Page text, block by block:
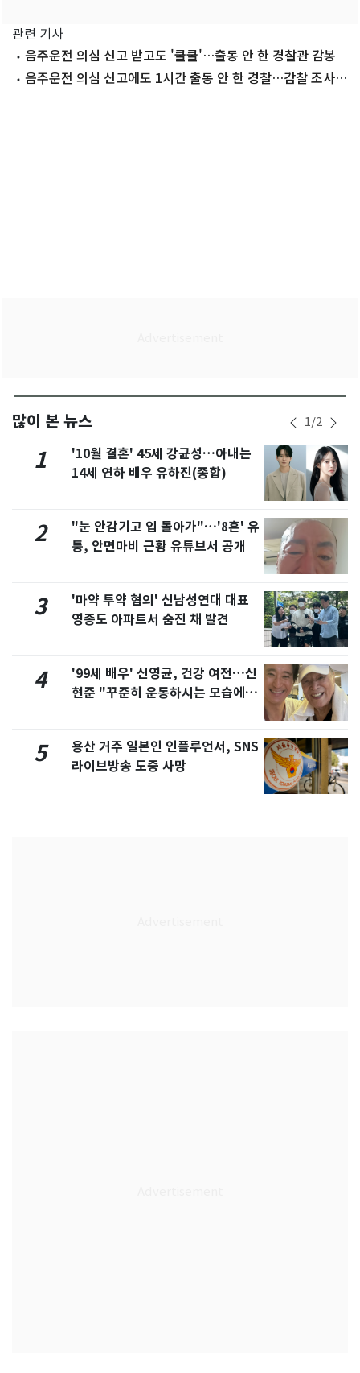
관련 기사
음주운전 의심 신고 받고도 '쿨쿨'…출동 안 한 경찰관 감봉
음주운전 의심 신고에도 1시간 출동 안 한 경찰…감찰 조사
많이 본 뉴스 1/2
1
'10월 결혼' 45세 강균성…아내는
14세 연하 배우 유하진(종합)
2
"눈 안감기고 입 돌아가"…'8혼' 유
퉁, 안면마비 근황 유튜브서 공개
3
'마약 투약 혐의' 신남성연대 대표
영종도 아파트서 숨진 채 발견
4
'99세 배우' 신영균, 건강 여전…신
현준 "꾸준히 운동하시는 모습에 큰
5
용산 거주 일본인 인플루언서, SNS
라이브방송 도중 사망